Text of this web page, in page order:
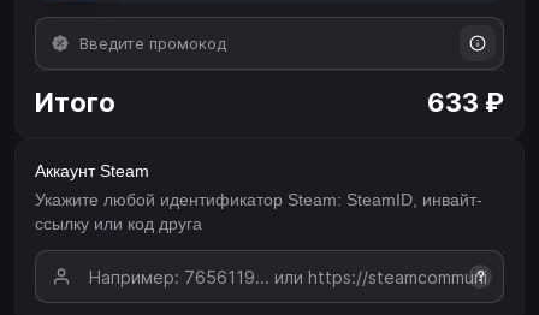
Итого 633 ₽
Аккаунт Steam
Укажите любой идентификатор Steam: SteamID, инвайт-
ссылку или код друга
?